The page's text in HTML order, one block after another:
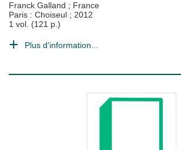
Franck Galland ; France
Paris : Choiseul ; 2012
1 vol. (121 p.)
Plus d'information...